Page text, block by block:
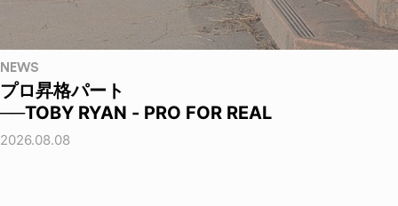
NEWS
プロ昇格パート
──TOBY RYAN - PRO FOR REAL
2026.08.08